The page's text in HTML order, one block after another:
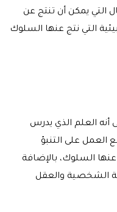
التي يمكن أن تنتج عن
التي نتج عنها السلوك
العلم الذي يدرس
العمل على التنبؤ
عنها السلوك، بالإضافة
الشخصية والعقل